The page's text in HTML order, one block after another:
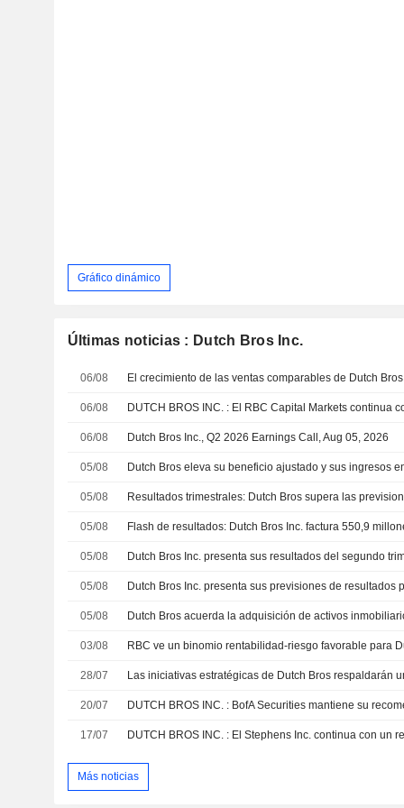
Gráfico dinámico
Últimas noticias : Dutch Bros Inc.
06/08
06/08
06/08 Dutch Bros Inc., Q2 2026 Earnings Call, Aug 05, 2026
05/08 Dutch Bros eleva su beneficio ajustado y sus ingresos
05/08
05/08
05/08
05/08 Dutch Bros Inc. presenta sus previsiones de resultados
05/08
03/08
28/07
20/07 DUTCH BROS INC. : BofA Securities mantiene su
17/07
Más noticias